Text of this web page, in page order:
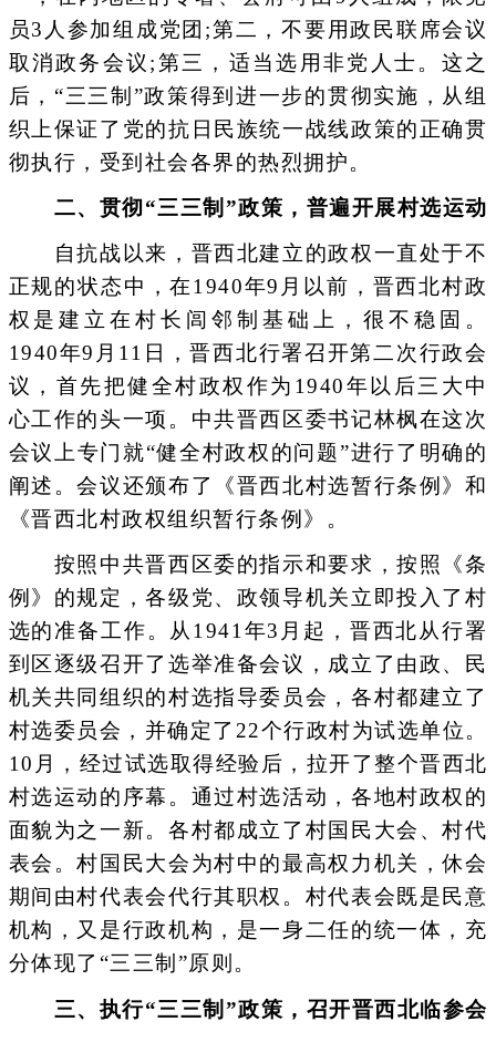
员3人参加组成党团;第二，不要用政民联席会议
取消政务会议;第三，适当选用非党人士。这之
后，“三三制”政策得到进一步的贯彻实施，从组
织上保证了党的抗日民族统一战线政策的正确贯
彻执行，受到社会各界的热烈拥护。
二、贯彻“三三制”政策，普遍开展村选运动
自抗战以来，晋西北建立的政权一直处于不
正规的状态中，在1940年9月以前，晋西北村政
权是建立在村长闾邻制基础上，很不稳固。
1940年9月11日，晋西北行署召开第二次行政会
议，首先把健全村政权作为1940年以后三大中
心工作的头一项。中共晋西区委书记林枫在这次
会议上专门就“健全村政权的问题”进行了明确的
阐述。会议还颁布了《晋西北村选暂行条例》和
《晋西北村政权组织暂行条例》。
按照中共晋西区委的指示和要求，按照《条
例》的规定，各级党、政领导机关立即投入了村
选的准备工作。从1941年3月起，晋西北从行署
到区逐级召开了选举准备会议，成立了由政、民
机关共同组织的村选指导委员会，各村都建立了
村选委员会，并确定了22个行政村为试选单位。
10月，经过试选取得经验后，拉开了整个晋西北
村选运动的序幕。通过村选活动，各地村政权的
面貌为之一新。各村都成立了村国民大会、村代
表会。村国民大会为村中的最高权力机关，休会
期间由村代表会代行其职权。村代表会既是民意
机构，又是行政机构，是一身二任的统一体，充
分体现了“三三制”原则。
三、执行“三三制”政策，召开晋西北临参会